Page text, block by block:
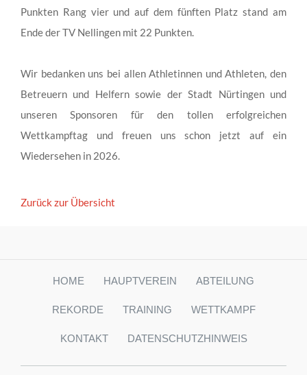
Punkten Rang vier und auf dem fünften Platz stand am
Ende der TV Nellingen mit 22 Punkten.
Wir bedanken uns bei allen Athletinnen und Athleten, den
Betreuern und Helfern sowie der Stadt Nürtingen und
unseren Sponsoren für den tollen erfolgreichen
Wettkampftag und freuen uns schon jetzt auf ein
Wiedersehen in 2026.
Zurück zur Übersicht
HOME HAUPTVEREIN ABTEILUNG
REKORDE TRAINING WETTKAMPF
KONTAKT DATENSCHUTZHINWEIS